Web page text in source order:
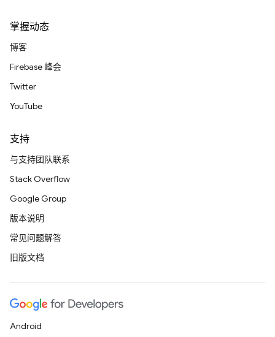
掌握动态
博客
Firebase 峰会
Twitter
YouTube
支持
与支持团队联系
Stack Overflow
Google Group
版本说明
常见问题解答
旧版文档
Android